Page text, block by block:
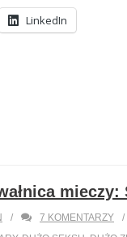
LinkedIn
7 KOMENTARZY